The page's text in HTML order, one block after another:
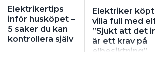
Elektrikertips
inför husköpet –
5 saker du kan
kontrollera själv
Elektriker
villa full med
”Sjukt att det
är ett krav på
elbesiktning”